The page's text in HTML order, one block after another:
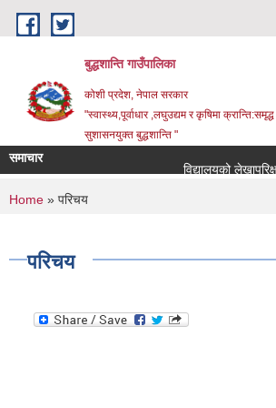
Skip to main content
बुद्धशान्ति गाउँपालिका
कोशी प्रदेश, नेपाल सरकार
"स्वास्थ्य,पूर्वाधार ,लघुउद्यम र कृषिमा क्रान्ति:समृद्ध
सुशासनयुक्त बुद्धशान्ति "
समाचार
विद्यालयको
You are here
Home » परिचय
परिचय